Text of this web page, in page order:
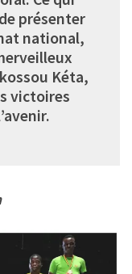
présenter
national,
Kéta,
victoires